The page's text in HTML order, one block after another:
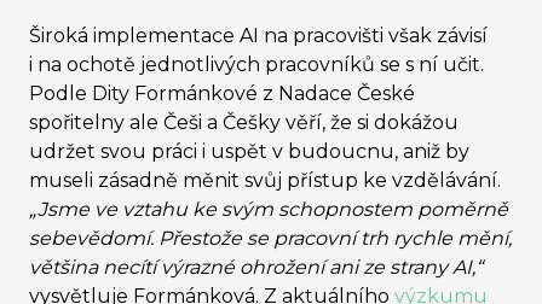
Široká implementace AI na pracovišti však závisí
i na ochotě jednotlivých pracovníků se s ní učit.
Podle Dity Formánkové z Nadace České
spořitelny ale Češi a Češky věří, že si dokážou
udržet svou práci i uspět v budoucnu, aniž by
museli zásadně měnit svůj přístup ke vzdělávání.
„Jsme ve vztahu ke svým schopnostem poměrně
sebevědomí. Přestože se pracovní trh rychle mění,
většina necítí výrazné ohrožení ani ze strany AI,“
vysvětluje Formánková. Z aktuálního výzkumu